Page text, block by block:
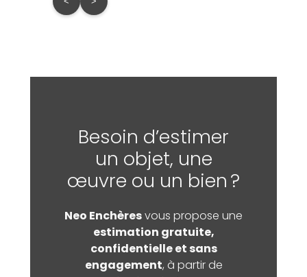
Besoin d’estimer
un objet, une
œuvre ou un bien ?
Neo Enchèresvous propose une
estimation gratuite,
confidentielle et sans
engagement, à partir de